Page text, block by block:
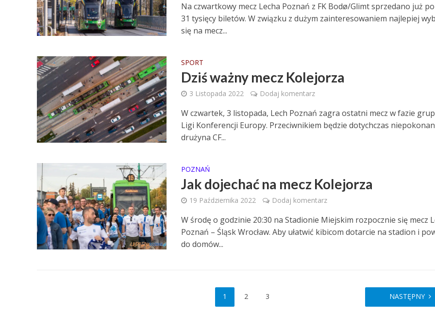
Na czwartkowy mecz Lecha Poznań z FK Bodø/Glimt sprzedano już
31 tysięcy biletów. W związku z dużym zainteresowaniem najlepiej
się na mecz...
SPORT
Dziś ważny mecz Kolejorza
3 Listopada 2022 Dodaj komentarz
W czwartek, 3 listopada, Lech Poznań zagra ostatni mecz w fazie
Ligi Konferencji Europy. Przeciwnikiem będzie dotychczas
drużyna CF...
POZNAŃ
Jak dojechać na mecz Kolejorza
19 Października 2022 Dodaj komentarz
W środę o godzinie 20:30 na Stadionie Miejskim rozpocznie się mecz
Poznań – Śląsk Wrocław. Aby ułatwić kibicom dotarcie na stadion i
do domów...
1 2 3 NASTĘPNY